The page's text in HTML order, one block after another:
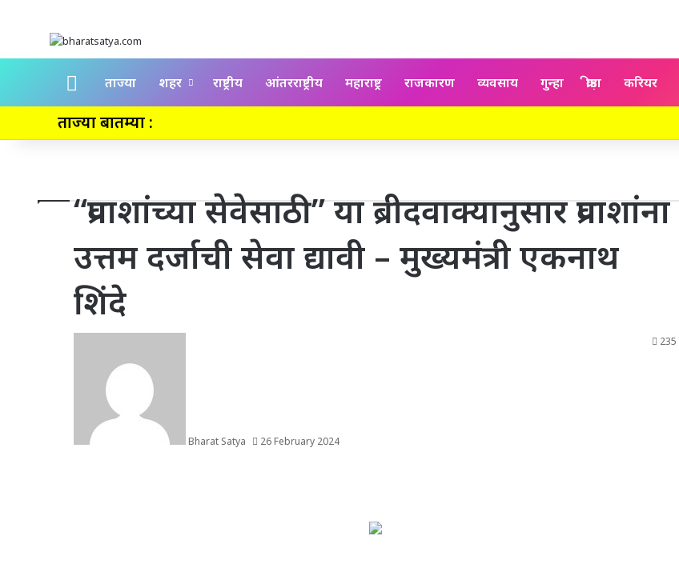
Homeताज्या शहर राष्ट्रीय आंतरराष्ट्रीय महाराष्ट्र राजकारण व्यवसाय गुन्हा क्रीड़ा करियर
ताज्या बातम्या :
“प्रवाशांच्या सेवेसाठी” या ब्रीदवाक्यानुसार प्रवाशांना
उत्तम दर्जाची सेवा द्यावी – मुख्यमंत्री एकनाथ
शिंदे
Bharat Satya 26 February 2024
235